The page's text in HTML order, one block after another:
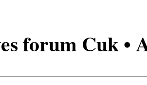
forum Cuk •